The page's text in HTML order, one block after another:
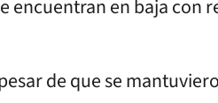
encuentran en baja con
de que se